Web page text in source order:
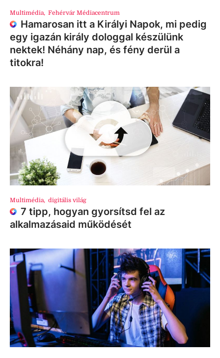
Multimédia, Fehérvár Médiacentrum
Hamarosan itt a Királyi Napok, mi pedig
egy igazán király dologgal készülünk
nektek! Néhány nap, és fény derül a
titokra!
Multimédia, digitális világ
7 tipp, hogyan gyorsítsd fel az
alkalmazásaid működését